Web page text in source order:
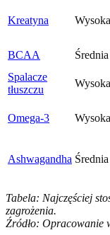
Kreatyna Wysoka
BCAA
Średnia
Spalacze
tłuszczu
Wysoka
Omega-3 Wysoka
Ashwagandha Średnia
Tabela: Najczęściej
zagrożenia.
Źródło: Opracowanie